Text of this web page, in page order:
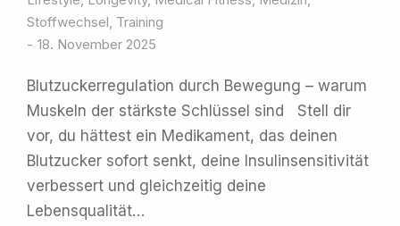
Stoffwechsel, Training
18. November 2025
Blutzuckerregulation durch Bewegung – warum
Muskeln der stärkste Schlüssel sind Stell dir
vor, du hättest ein Medikament, das deinen
Blutzucker sofort senkt, deine Insulinsensitivität
verbessert und gleichzeitig deine
Lebensqualität…